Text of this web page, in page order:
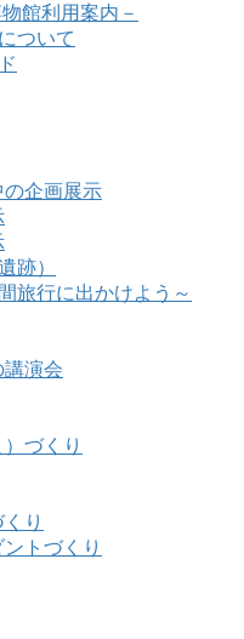
館利用案内－
ついて
の企画展示
跡）
旅行に出かけよう～
講演会
づくり
り
トづくり